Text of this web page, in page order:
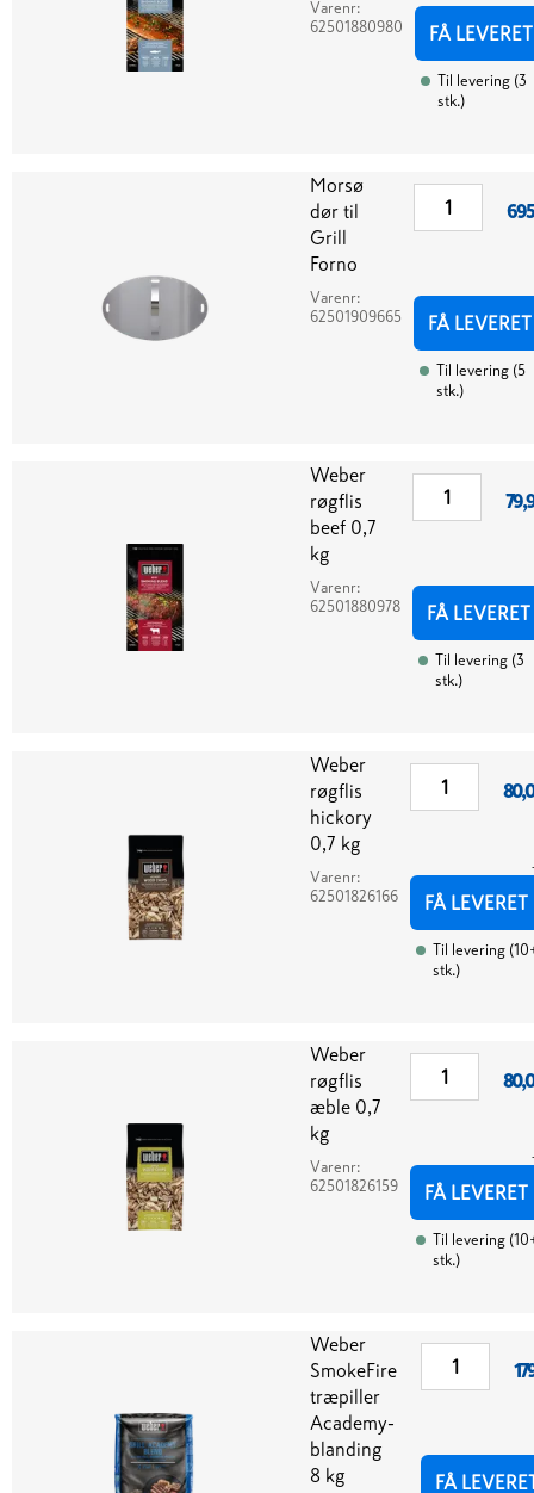
Varenr:
62501880980
FÅ LEVERET
Til levering (3
stk.)
Morsø
dør til
Grill
Forno
Varenr:
62501909665
FÅ LEVERET
Til levering (5
stk.)
Weber
røgflis
beef 0,7
kg
Varenr:
62501880978
FÅ LEVERET
Til levering (3
stk.)
Weber
røgflis
hickory
0,7 kg
Varenr:
62501826166
FÅ LEVERET
Til levering (
stk.)
Weber
røgflis
æble 0,7
kg
Varenr:
62501826159
FÅ LEVERET
Til levering (
stk.)
Weber
SmokeFire
træpiller
Academy-
blanding
8 kg
FÅ